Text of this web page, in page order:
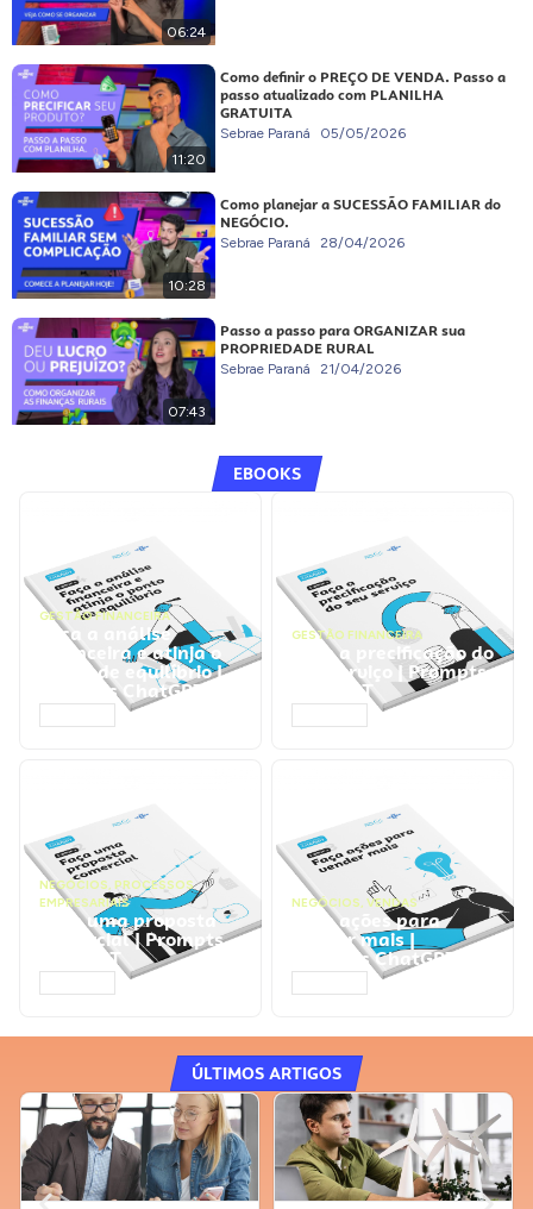
06:24
11:20
Como definir o PREÇO DE VENDA. Passo a
passo atualizado com PLANILHA
GRATUITA
Sebrae Paraná 05/05/2026
10:28
Como planejar a SUCESSÃO FAMILIAR do
NEGÓCIO.
Sebrae Paraná 28/04/2026
07:43
Passo a passo para ORGANIZAR sua
PROPRIEDADE RURAL
Sebrae Paraná 21/04/2026
EBOOKS
GESTÃO FINANCEIRA
Faça a análise
financeira e atinja o
ponto de equilíbrio |
Prompts ChatGPT
GESTÃO FINANCEIRA
Faça a precificação do
seu serviço | Prompts
ChatGPT
NEGÓCIOS, PROCESSOS
EMPRESARIAIS
Faça uma proposta
comercial | Prompts
ChatGPT
NEGÓCIOS, VENDAS
Faça ações para
vender mais |
Prompts ChatGPT
ÚLTIMOS ARTIGOS